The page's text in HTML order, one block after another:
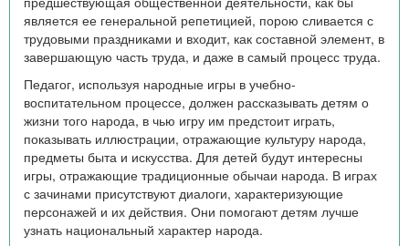
является ее генеральной репетицией, порою сливается с
трудовыми праздниками и входит, как составной элемент, в
завершающую часть труда, и даже в самый процесс труда.
Педагог, используя народные игры в учебно-
воспитательном процессе, должен рассказывать детям о
жизни того народа, в чью игру им предстоит играть,
показывать иллюстрации, отражающие культуру народа,
предметы быта и искусства. Для детей будут интересны
игры, отражающие традиционные обычаи народа. В играх
с зачинами присутствуют диалоги, характеризующие
персонажей и их действия. Они помогают детям лучше
узнать национальный характер народа.